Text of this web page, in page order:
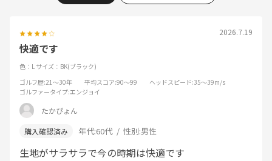
2026.7.19
快適です
色：L サイズ：BK(ブラック)
ゴルフ歴:21～30年 平均スコア:90～99 ヘッドスピード:35～39m/s
ゴルファータイプ:エンジョイ
たかぴょん
年代:60代 性別:男性
生地がサラサラで今の時期は快適です